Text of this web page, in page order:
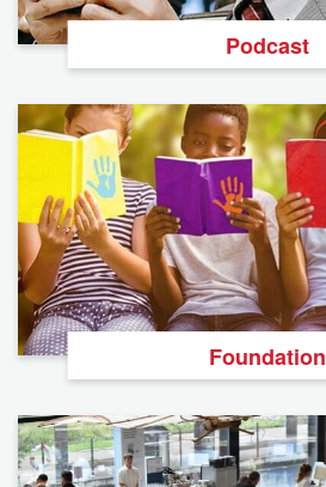
Podcast
Foundation